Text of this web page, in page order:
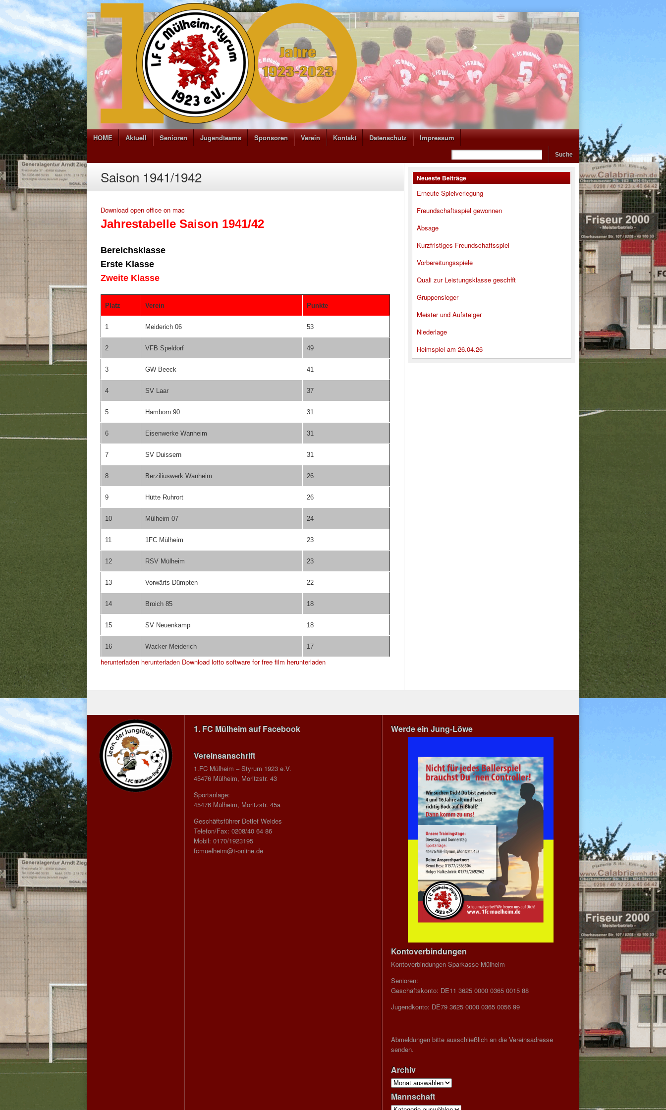
HOME Aktuell Senioren Jugendteams Sponsoren Verein Kontakt Datenschutz Impressum
Saison 1941/1942
Download open office on mac
Jahrestabelle Saison 1941/42
Bereichsklasse
Erste Klasse
Zweite Klasse
Platz Verein Punkte
1 Meiderich 06 53
2 VFB Speldorf 49
3 GW Beeck 41
4 SV Laar 37
5 Hamborn 90 31
6 Eisenwerke Wanheim 31
7 SV Duissern 31
8 Berziliuswerk Wanheim 26
9 Hütte Ruhrort 26
10 Mülheim 07 24
11 1FC Mülheim 23
12 RSV Mülheim 23
13 Vorwärts Dümpten 22
14 Broich 85 18
15 SV Neuenkamp 18
16 Wacker Meiderich 17
herunterladen herunterladen Download lotto software for free film herunterladen
Neueste Beiträge
Erneute Spielverlegung
Freundschaftsspiel gewonnen
Absage
Kurzfristiges Freundschaftsspiel
Vorbereitungsspiele
Quali zur Leistungsklasse geschfft
Gruppensieger
Meister und Aufsteiger
Niederlage
Heimspiel am 26.04.26
1. FC Mülheim auf Facebook
Vereinsanschrift
1.FC Mülheim – Styrum 1923 e.V.
45476 Mülheim, Moritzstr. 43
Sportanlage:
45476 Mülheim, Moritzstr. 45a
Geschäftsführer Detlef Weides
Telefon/Fax: 0208/40 64 86
Mobil: 0170/1923195
fcmuelheim@t-online.de
Werde ein Jung-Löwe
Kontoverbindungen
Kontoverbindungen Sparkasse Mülheim
Senioren:
Geschäftskonto: DE11 3625 0000 0365 0015 88
Jugendkonto: DE79 3625 0000 0365 0056 99
Abmeldungen bitte ausschließlich an die Vereinsadresse
senden.
Archiv
Archiv
Mannschaft